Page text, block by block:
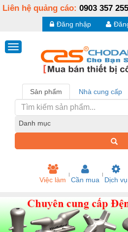
Liên hệ quảng cáo: 0903 357 255
Đăng nhập
Sản phẩm Nhà cung cấp
Danh mục
Việc làm Cần mua Dịch vụ